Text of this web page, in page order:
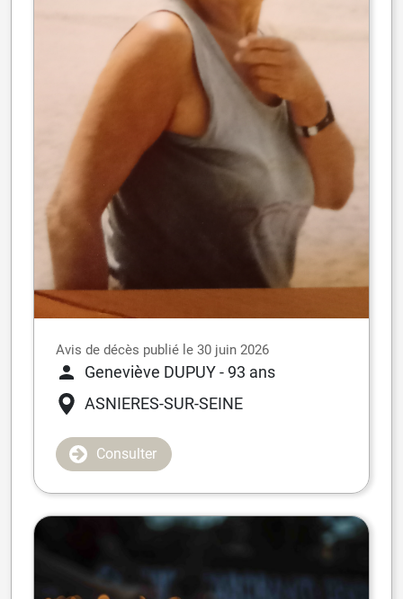
Avis de décès publié le 30 juin 2026
Geneviève DUPUY- 93 ans
ASNIERES-SUR-SEINE
Consulter